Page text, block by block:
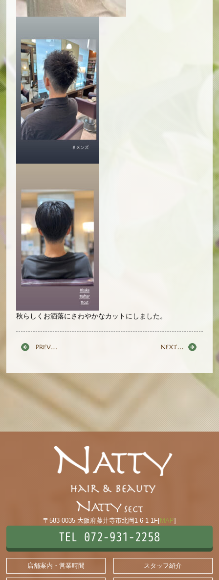
秋らしくお洒落にさわやかなカットにしました。
〒583-0035 大阪府藤井寺市北岡1-6-1 1F[MAP]
TEL 072-931-2258
店舗案内・営業時間 スタッフ紹介